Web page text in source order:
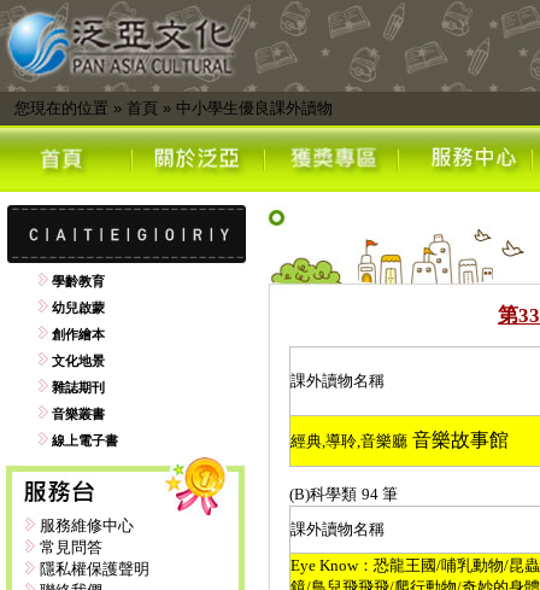
您現在的位置 » 首頁 » 中小學生優良課外讀物
學齡教育
幼兒啟蒙
創作繪本
文化地景
雜誌期刊
音樂叢書
線上電子書
服務維修中心
常見問答
隱私權保護聲明
第33
課外讀物名稱
經典,導聆,音樂廳 音樂故事館
(B)科學類 94 筆
課外讀物名稱
Eye Know：恐龍王國/哺乳動物/昆